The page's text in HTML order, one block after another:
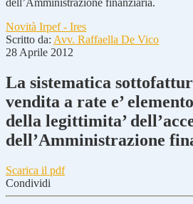
dell’Amministrazione finanziaria.
Novità Irpef - Ires
Scritto da: Avv. Raffaella De Vico
28 Aprile 2012
La sistematica
vendita a rate e’
della legittimita’
dell’Amministrazione
Scarica il pdf
Condividi